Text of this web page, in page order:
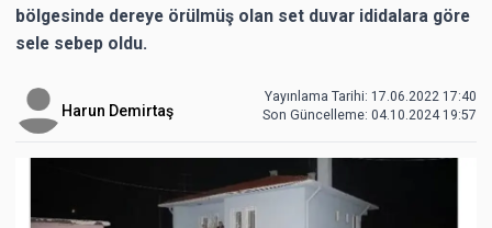
bölgesinde dereye örülmüş olan set duvar ididalara göre
sele sebep oldu.
Harun Demirtaş
Yayınlama Tarihi: 17.06.2022 17:40
Son Güncelleme: 04.10.2024 19:57